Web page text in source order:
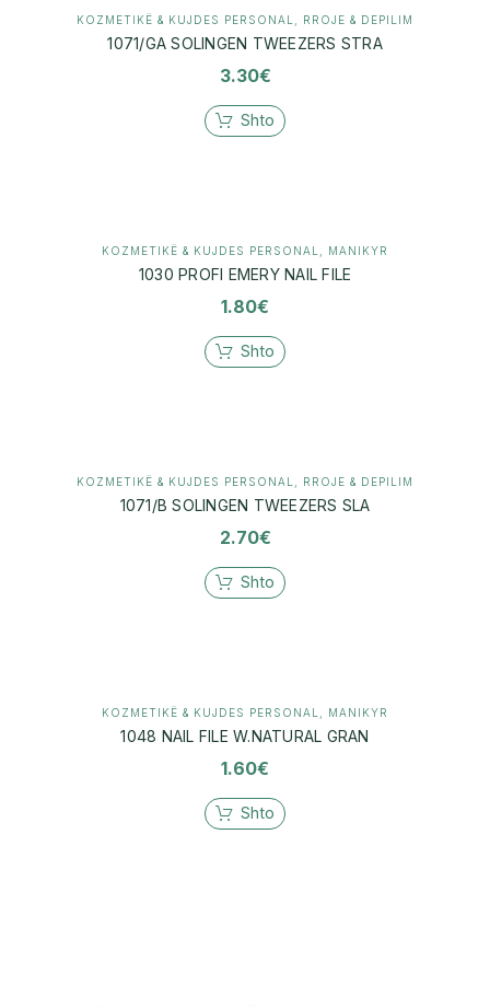
KOZMETIKË & KUJDES PERSONAL RROJE & DEPILIM
1071/GA SOLINGEN TWEEZERS STRA
3.30€
Shto
KOZMETIKË & KUJDES PERSONAL MANIKYR
1030 PROFI EMERY NAIL FILE
1.80€
Shto
KOZMETIKË & KUJDES PERSONAL RROJE & DEPILIM
1071/B SOLINGEN TWEEZERS SLA
2.70€
Shto
KOZMETIKË & KUJDES PERSONAL MANIKYR
1048 NAIL FILE W.NATURAL GRAN
1.60€
Shto